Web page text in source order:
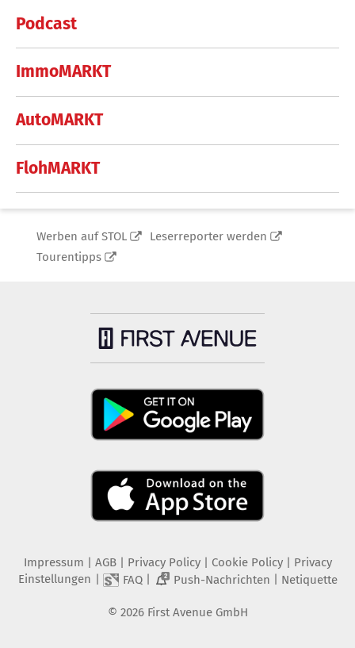
Podcast
ImmoMARKT
AutoMARKT
FlohMARKT
Werben auf STOL
Leserreporter werden
Tourentipps
Impressum AGB Privacy Policy| Cookie Policy| Privacy
Einstellungen
FAQ| 2 Push-Nachrichten Netiquette
© 2026 First Avenue GmbH